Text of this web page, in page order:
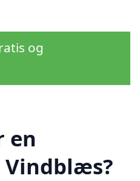
og
en